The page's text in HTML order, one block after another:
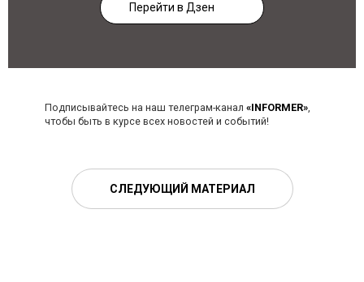
Перейти в Дзен
Подписывайтесь на наш телеграм-канал «INFORMER»,
чтобы быть в курсе всех новостей и событий!
СЛЕДУЮЩИЙ МАТЕРИАЛ